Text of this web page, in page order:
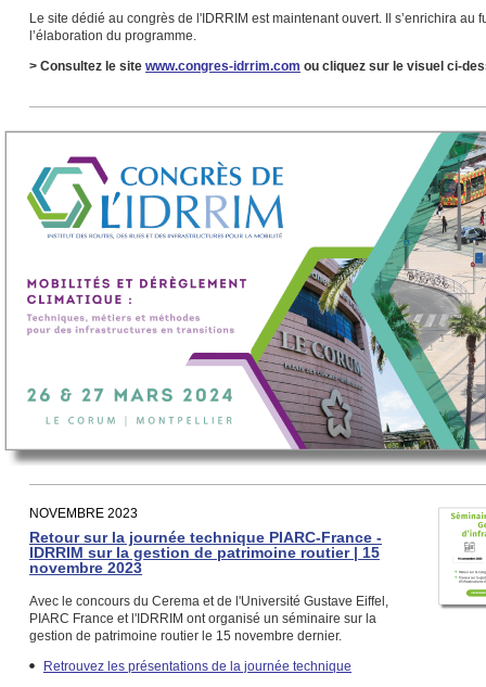
Le site dédié au congrès de l'IDRRIM est maintenant ouvert. Il s’enrichira au
l’élaboration du programme.
> Consultez le site www.congres-idrrim.com ou cliquez sur le visuel ci-
NOVEMBRE 2023
Retour sur la journée technique PIARC-France -
IDRRIM sur la gestion de patrimoine routier | 15
novembre 2023
Avec le concours du Cerema et de l'Université Gustave Eiffel,
PIARC France et l'IDRRIM ont organisé un séminaire sur la
gestion de patrimoine routier le 15 novembre dernier.
Retrouvez les présentations de la journée technique